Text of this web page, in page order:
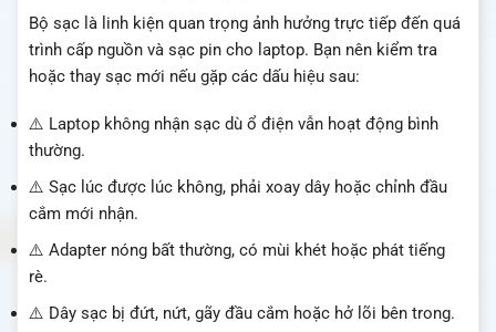
Bộ sạc là linh kiện quan trọng ảnh hưởng trực tiếp đến quá
trình cấp nguồn và sạc pin cho laptop. Bạn nên kiểm tra
hoặc thay sạc mới nếu gặp các dấu hiệu sau:
⚠️ Laptop không nhận sạc dù ổ điện vẫn hoạt động bình
thường.
⚠️ Sạc lúc được lúc không, phải xoay dây hoặc chỉnh đầu
cắm mới nhận.
⚠️ Adapter nóng bất thường, có mùi khét hoặc phát tiếng
rè.
⚠️ Dây sạc bị đứt, nứt, gãy đầu cắm hoặc hở lõi bên trong.